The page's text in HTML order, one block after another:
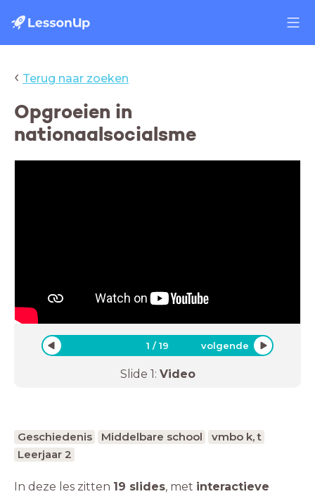
‹ Terug naar zoeken
Opgroeien in
nationaalsocialsme
1 /19 volgende
Slide 1: Video
Geschiedenis Middelbare school
vmbo k, t
Leerjaar 2
In deze les zitten 19 slides, met interactieve